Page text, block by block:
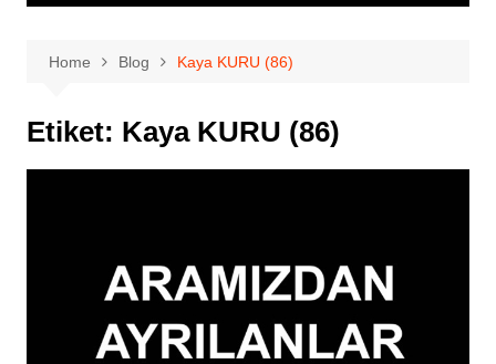
Home Blog Kaya KURU (86)
Etiket: Kaya KURU (86)